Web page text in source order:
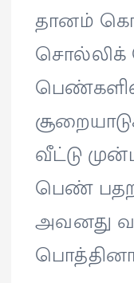
தானம்
வீட்டு
பெண்
அவனது